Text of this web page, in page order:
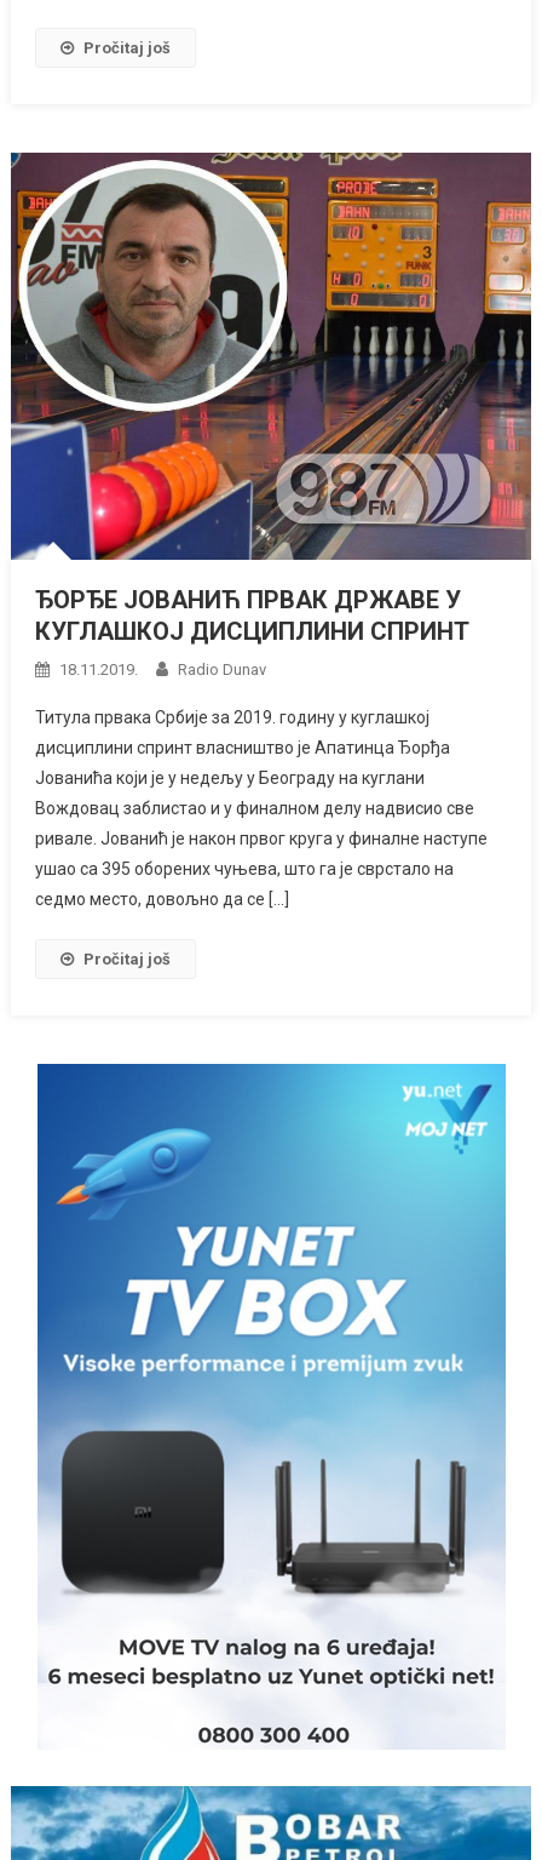
Pročitaj još
ЂОРЂЕ ЈОВАНИЋ ПРВАК ДРЖАВЕ У
КУГЛАШКОЈ ДИСЦИПЛИНИ СПРИНТ
18.11.2019. Radio Dunav
Титула првака Србије за 2019. годину у куглашкој
дисциплини спринт власништво је Апатинца Ђорђа
Јованића који је у недељу у Београду на куглани
Вождовац заблистао и у финалном делу надвисио све
ривале. Јованић је након првог круга у финалне наступе
ушао са 395 оборених чуњева, што га је сврстало на
седмо место, довољно да се […]
Pročitaj još